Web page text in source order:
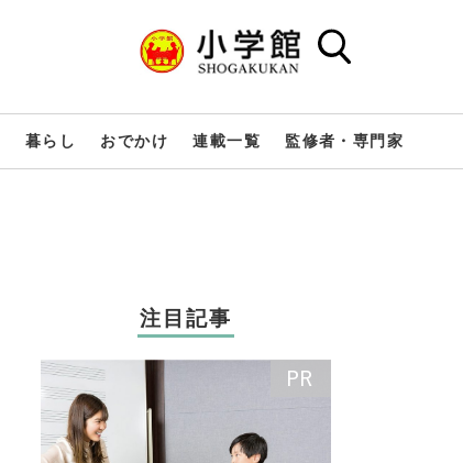
暮らし おでかけ 連載一覧 監修者・専門家
注目記事